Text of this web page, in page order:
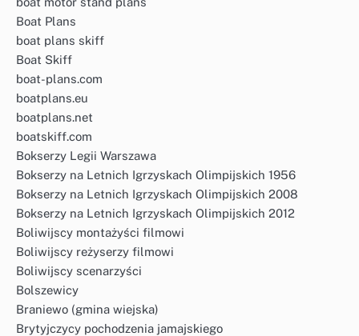
Boat Plans
boat plans skiff
Boat Skiff
boat-plans.com
boatplans.eu
boatplans.net
boatskiff.com
Bokserzy Legii Warszawa
Bokserzy na Letnich Igrzyskach Olimpijskich 1956
Bokserzy na Letnich Igrzyskach Olimpijskich 2008
Bokserzy na Letnich Igrzyskach Olimpijskich 2012
Boliwijscy montażyści filmowi
Boliwijscy reżyserzy filmowi
Boliwijscy scenarzyści
Bolszewicy
Braniewo (gmina wiejska)
Brytyjczycy pochodzenia jamajskiego